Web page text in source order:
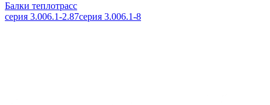
Балки теплотрасс
серия 3.006.1-2.87серия 3.006.1-8